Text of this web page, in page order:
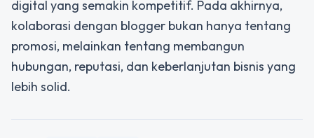
digital yang semakin kompetitif. Pada akhirnya,
kolaborasi dengan blogger bukan hanya tentang
promosi, melainkan tentang membangun
hubungan, reputasi, dan keberlanjutan bisnis yang
lebih solid.